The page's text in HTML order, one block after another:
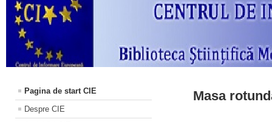
Pagina de start CIE
Despre CIE
Masa